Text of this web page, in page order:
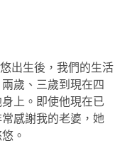
出生後，我們的生活
歲、三歲到現在四
上。即使他現在已
感謝我的老婆，她
。